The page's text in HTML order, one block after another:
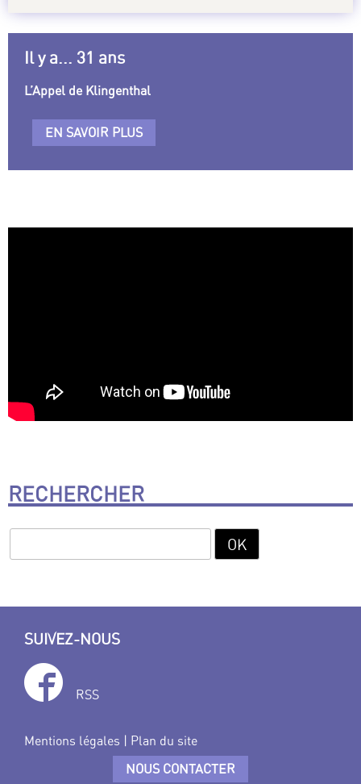
Il y a... 31 ans
L’Appel de Klingenthal
EN SAVOIR PLUS
RECHERCHER
SUIVEZ-NOUS
RSS
Mentions légales | Plan du site
NOUS CONTACTER